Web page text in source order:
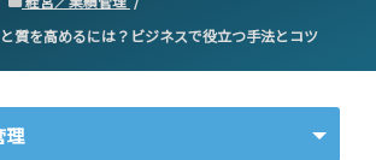
質を高めるには？ビジネスで役立つ手法とコツ
理